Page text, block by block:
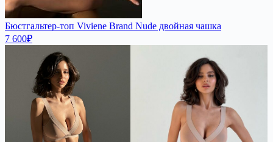
Бюстгальтер-топ Viviene Brand Nude двойная чашка
7 600₽